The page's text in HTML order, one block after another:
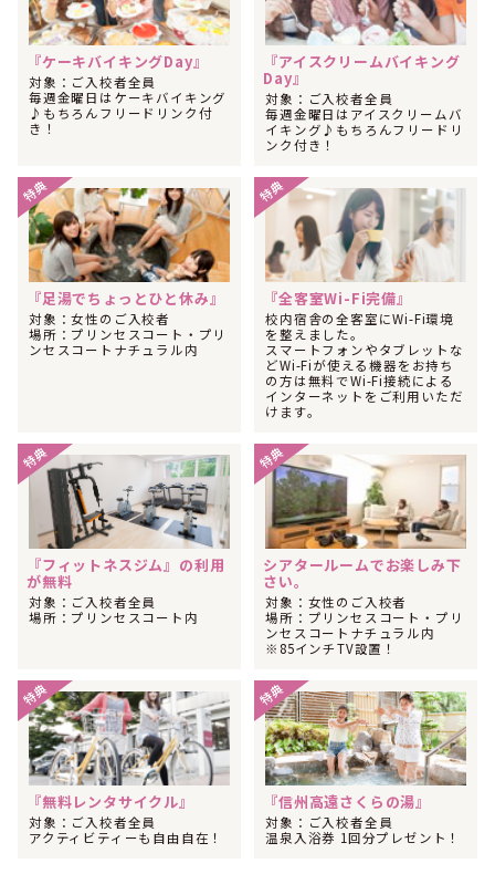
2026年05月
関東・甲信越で社会人に人気のランキングで 1位
になりまし
た！
2026年05月
関東・甲信越で高校生に人気のランキングで1位になりまし
た！
全国で男性のフリーターに人気のランキングで 1位になりまし
た！
2026年05月
全国でフリーターに人気のランキングで 1位になりました！
2026年04月
関東・甲信越で女性のその他に人気のランキングで1位になり
ました！
2026年04月
関東・甲信越で男性のフリーターに人気のランキングで1位に
関東・甲信越で男性のその他に人気のランキングで
ました！
2026年04月
関東・甲信越で男性の大学生に人気のランキングで1位になり
ました！
2026年04月
関東・甲信越で男性に人気のランキングで
2026年04月
関東・甲信越でフリーターに人気のランキングで1位になりま
2026年04月
関東・甲信越で専門学校生に人気のランキングで1位になりま
した！
2026年04月
関東・甲信越でその他に人気のランキングで1位になりまし
た！
2026年04月
関東・甲信越で人気のランキングで 1位になりました！
『ケーキバイキングDay』
対象：ご入校者全員
毎週金曜日はケーキバイキング
♪もちろんフリードリンク付
き！
『アイスクリームバイキング
Day』
対象：ご入校者全員
毎週金曜日はアイスクリームバ
イキング♪もちろんフリードリ
ンク付き！
特典
『足湯でちょっとひと休み』
対象：女性のご入校者
場所：プリンセスコート・プリ
ンセスコートナチュラル内
特典
『全客室Wi-Fi完備』
校内宿舎の全客室にWi-Fi環境
を整えました。
スマートフォンやタブレットな
どWi-Fiが使える機器をお持ち
の方は無料でWi-Fi接続による
インターネットをご利用いただ
けます。
特典
『フィットネスジム』の利用
が無料
対象：ご入校者全員
場所：プリンセスコート内
特典
シアタールームでお楽しみ下
さい。
対象：女性のご入校者
場所：プリンセスコート・プリ
ンセスコートナチュラル内
※85インチTV設置！
特典
『無料レンタサイクル』
対象：ご入校者全員
アクティビティーも自由自在！
特典
『信州高遠さくらの湯』
対象：ご入校者全員
温泉入浴券 1回分プレゼント！